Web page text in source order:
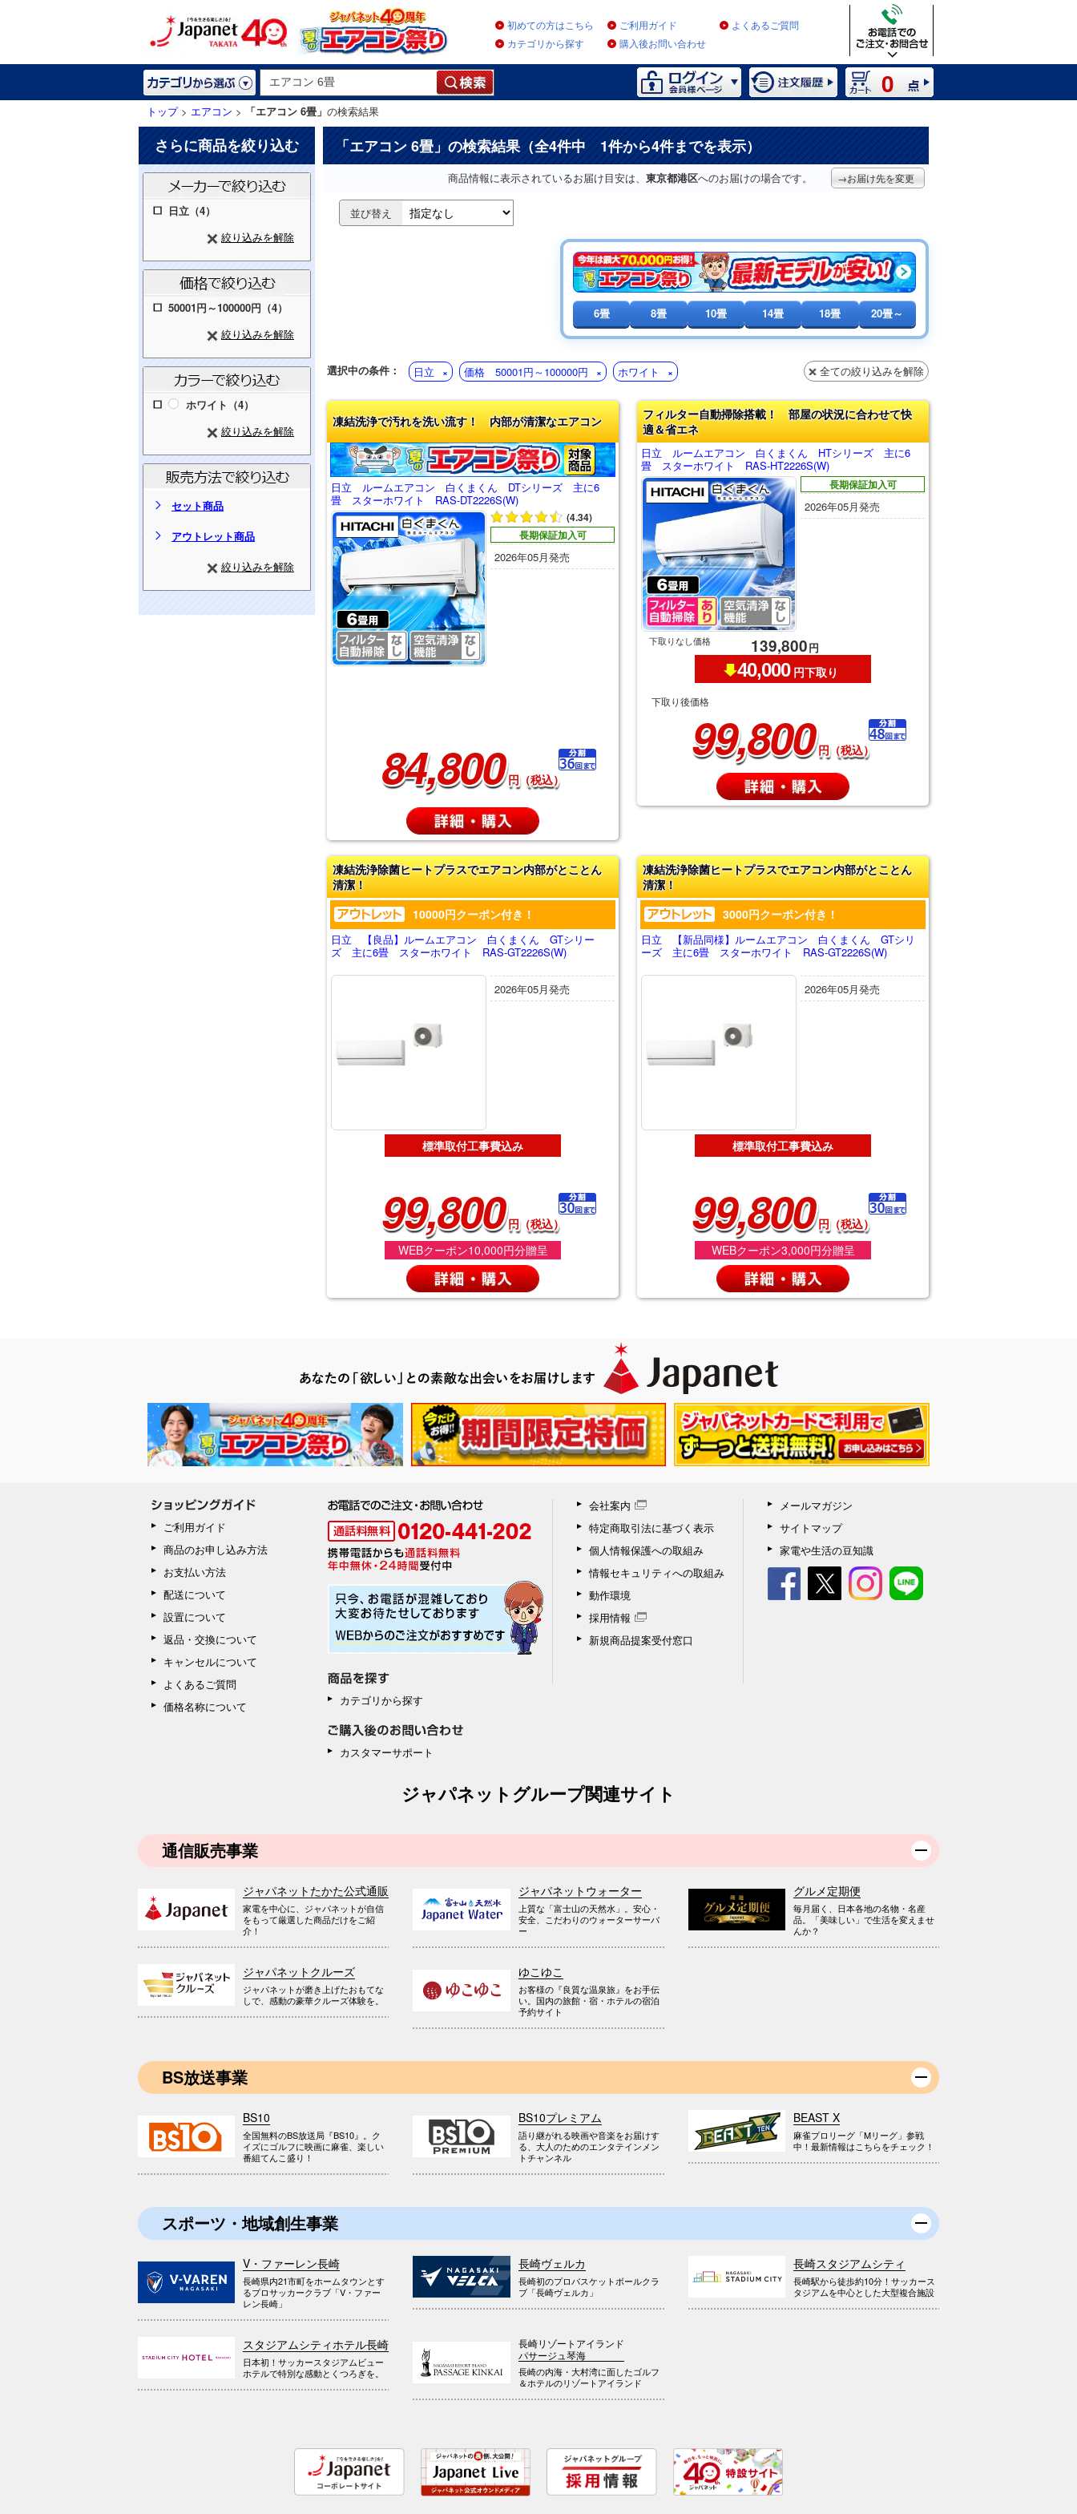
初めての方はこちら ご利用ガイド
よくあるご質問
カテゴリから探す
購入後お問い合わせ
0
トップ> エアコン > 「エアコン 6畳」 の検索結果
さらに商品を絞り込む
日立（4）
絞り込みを解除
50001円～100000円（4）
絞り込みを解除
ホワイト（4）
絞り込みを解除
セット商品
アウトレット商品
絞り込みを解除
「エアコン 6畳 」の検索結果（全4件中 1件から4件までを表示）
商品情報に表示されているお届け目安は、 東京都港区へのお届けの場合です。 →お届け先を変更
並び替え
6畳 8畳 10畳 14畳 18畳 20畳～
選択中の条件： 日立 価格 50001円～100000円 ホワイト 全ての絞り込みを解除
凍結洗浄で汚れを洗い流す！ 内部が清潔なエアコン
日立 ルームエアコン 白くまくん DTシリーズ 主に6
畳 スターホワイト RAS-DT2226S(W)
(4.34)
長期保証加入可
2026年05月発売
84,800 円（税込）
フィルター自動掃除搭載！ 部屋の状況に合わせて快
適＆省エネ
日立 ルームエアコン 白くまくん HTシリーズ 主に6
畳 スターホワイト RAS-HT2226S(W)
長期保証加入可
2026年05月発売
下取りなし価格 139,800円
40,000 円下取り
下取り後価格
99,800 円（税込）
凍結洗浄除菌ヒートプラスでエアコン内部がとことん
清潔！
10000円クーポン付き！
日立 【良品】ルームエアコン 白くまくん GTシリー
ズ 主に6畳 スターホワイト RAS-GT2226S(W)
2026年05月発売
標準取付工事費込み
99,800 円（税込）
WEBクーポン10,000円分贈呈
凍結洗浄除菌ヒートプラスでエアコン内部がとことん
清潔！
3000円クーポン付き！
日立 【新品同様】ルームエアコン 白くまくん GTシリ
ーズ 主に6畳 スターホワイト RAS-GT2226S(W)
2026年05月発売
標準取付工事費込み
99,800 円（税込）
WEBクーポン3,000円分贈呈
ご利用ガイド
商品のお申し込み方法
お支払い方法
配送について
設置について
返品・交換について
キャンセルについて
よくあるご質問
価格名称について
カテゴリから探す
カスタマーサポート
会社案内
特定商取引法に基づく表示
個人情報保護への取組み
情報セキュリティへの取組み
動作環境
採用情報
新規商品提案受付窓口
メールマガジン
サイトマップ
家電や生活の豆知識
ジャパネットグループ関連サイト
通信販売事業
ジャパネットたかた公式通販
家電を中心に、ジャパネットが自信
をもって厳選した商品だけをご紹
介！
ジャパネットウォーター
上質な「富士山の天然水」。安心・
安全、こだわりのウォーターサーバ
ー
グルメ定期便
毎月届く、日本各地の名物・名産
品。「美味しい」で生活を変えませ
んか？
ジャパネットクルーズ
ジャパネットが磨き上げたおもてな
しで、感動の豪華クルーズ体験を。
ゆこゆこ
お客様の『良質な温泉旅』をお手伝
い。国内の旅館・宿・ホテルの宿泊
予約サイト
BS放送事業
BS10
全国無料のBS放送局『BS10』。ク
イズにゴルフに映画に麻雀、楽しい
番組てんこ盛り！
BS10プレミアム
語り継がれる映画や音楽をお届けす
る、大人のためのエンタテインメン
トチャンネル
BEAST X
麻雀プロリーグ「Mリーグ」参戦
中！最新情報はこちらをチェック！
スポーツ・地域創生事業
V・ファーレン長崎
長崎県内21市町をホームタウンとす
るプロサッカークラブ「V・ファー
レン長崎」
長崎ヴェルカ
長崎初のプロバスケットボールクラ
ブ「長崎ヴェルカ」
長崎スタジアムシティ
長崎駅から徒歩約10分！サッカース
タジアムを中心とした大型複合施設
スタジアムシティホテル長崎
日本初！サッカースタジアムビュー
ホテルで特別な感動とくつろぎを。
長崎リゾートアイランド
パサージュ琴海
長崎の内海・大村湾に面したゴルフ
＆ホテルのリゾートアイランド